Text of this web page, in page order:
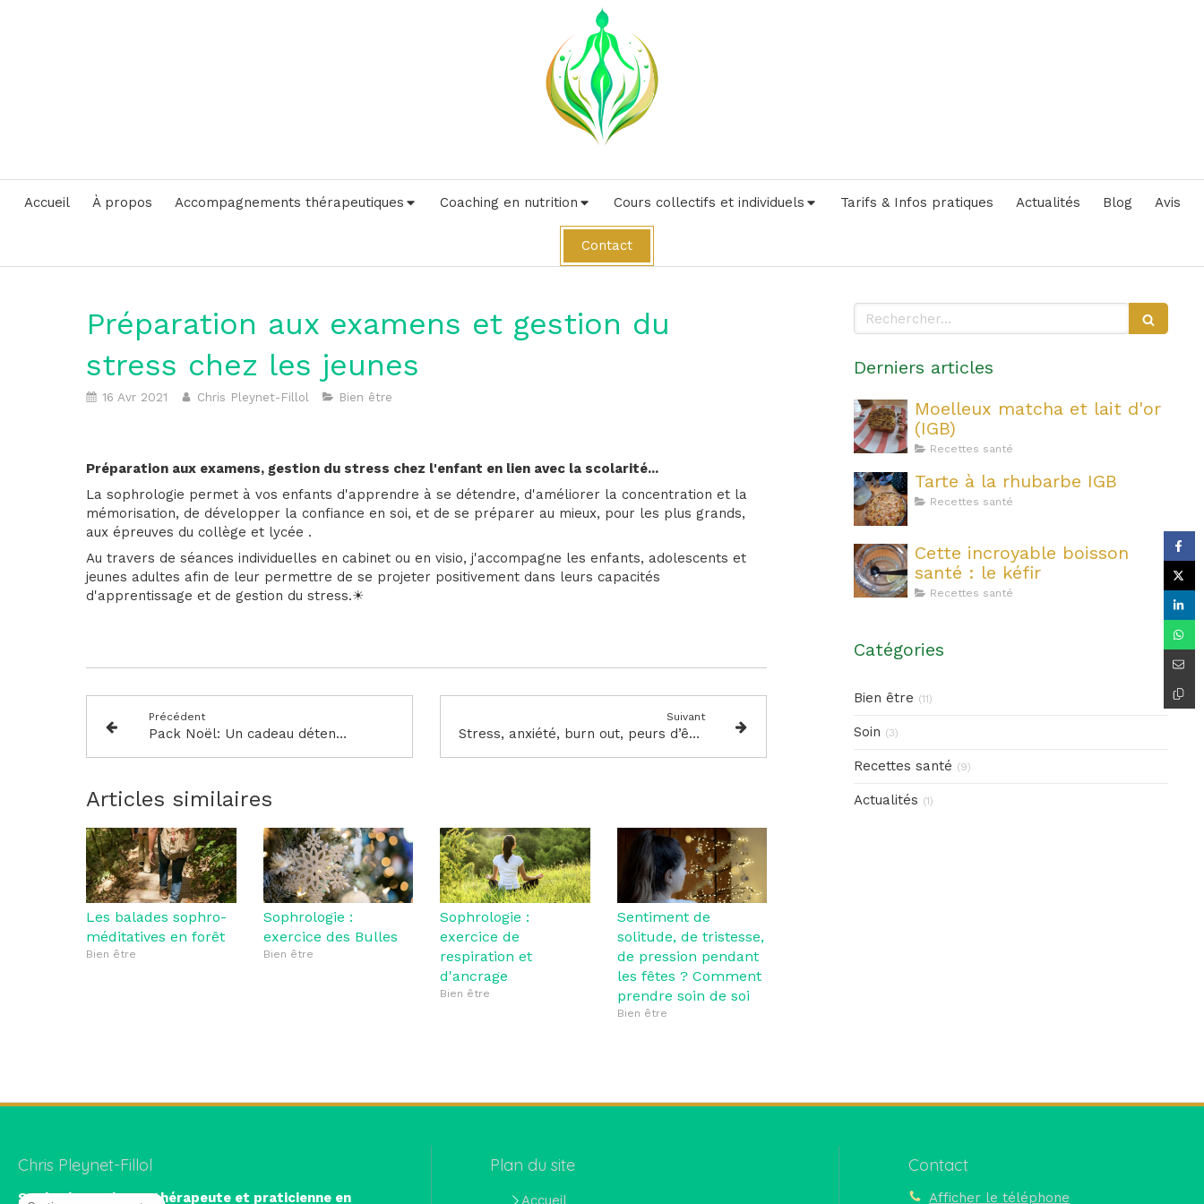
Accueil À propos Accompagnements thérapeutiques Coaching en nutrition Cours collectifs et individuels Tarifs & Infos pratiques Actualités Blog Avis
Contact
Préparation aux examens et gestion du
stress chez les jeunes
16 Avr 2021 Chris Pleynet-Fillol Bien être
Préparation aux examens, gestion du stress chez l'enfant en lien avec la scolarité...
La sophrologie permet à vos enfants d'apprendre à se détendre, d'améliorer la concentration et la
mémorisation, de développer la confiance en soi, et de se préparer au mieux, pour les plus grands,
aux épreuves du collège et lycée .
Au travers de séances individuelles en cabinet ou en visio, j'accompagne les enfants, adolescents et
jeunes adultes afin de leur permettre de se projeter positivement dans leurs capacités
d'apprentissage et de gestion du stress.☀
Précédent
Pack Noël: Un cadeau détente et bien-être!
Suivant
Stress, anxiété, burn out, peurs d’être malade, sentiment de solitude,de mal-être, avez-vous pensé à la sophrologie ?
Articles similaires
Les balades sophro-
méditatives en forêt
Bien être
Sophrologie :
exercice des Bulles
Bien être
Sophrologie :
exercice de
respiration et
d'ancrage
Bien être
Sentiment de
solitude, de tristesse,
de pression pendant
les fêtes ? Comment
prendre soin de soi
Bien être
Rechercher
Derniers articles
Moelleux matcha et lait d'or
(IGB)
Recettes santé
Tarte à la rhubarbe IGB
Recettes santé
Cette incroyable boisson
santé : le kéfir
Recettes santé
Catégories
Bien être (11)
Soin (3)
Recettes santé (9)
Actualités (1)
Chris Pleynet-Fillol
Sophrologue-hypnothérapeute et praticienne en
Plan du site
Accueil
Contact
Afficher le téléphone